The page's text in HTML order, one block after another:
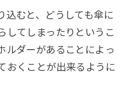
込むと、どうしても傘に
してしまったりというこ
ルダーがあることによっ
おくことが出来るように